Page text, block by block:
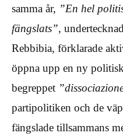
samma år, ”En hel
fängslats”,
Rebbibia, förklarade
öppna upp en ny
begreppet
partipolitiken och de
fängslade tillsammans